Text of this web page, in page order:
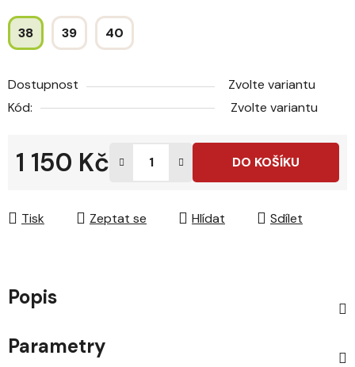
38 39 40
Dostupnost
Zvolte variantu
Kód:
Zvolte variantu
1 150 Kč DO KOŠÍKU
Tisk Zeptat se Hlídat Sdílet
Popis
Parametry